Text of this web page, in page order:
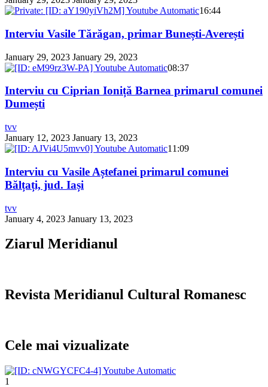
16:44
Interviu Vasile Tărăgan, primar Bunești-Averești
January 29, 2023 January 29, 2023
08:37
Interviu cu Ciprian Ioniță Barnea primarul comunei
Dumești
tvv
January 12, 2023 January 13, 2023
11:09
Interviu cu Vasile Aștefanei primarul comunei
Bălțați, jud. Iași
tvv
January 4, 2023 January 13, 2023
Ziarul Meridianul
Revista Meridianul Cultural Romanesc
Cele mai vizualizate
1